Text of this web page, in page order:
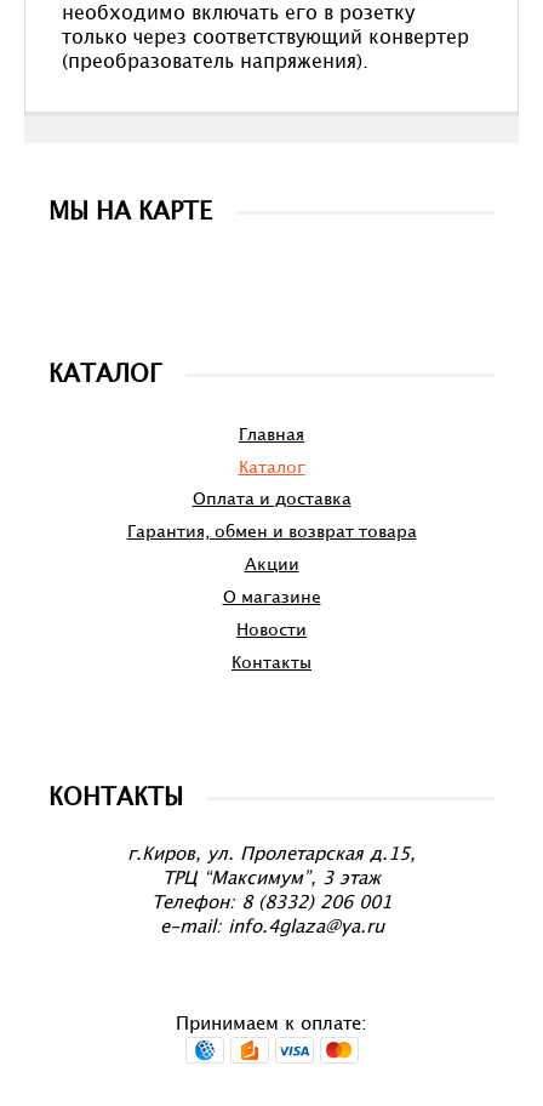
необходимо включать его в розетку
только через соответствующий конвертер
(преобразователь напряжения).
МЫ НА КАРТЕ
КАТАЛОГ
Главная
Каталог
Оплата и доставка
Гарантия, обмен и возврат товара
Акции
О магазине
Новости
Контакты
КОНТАКТЫ
г.Киров, ул. Пролетарская д.15,
ТРЦ “Максимум”, 3 этаж
Телефон: 8 (8332) 206 001
e-mail: info.4glaza@ya.ru
Принимаем к оплате: